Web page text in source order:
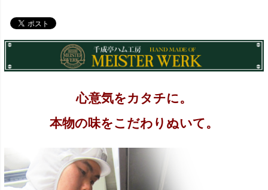
心意気をカタチに。
本物の味をこだわりぬいて。